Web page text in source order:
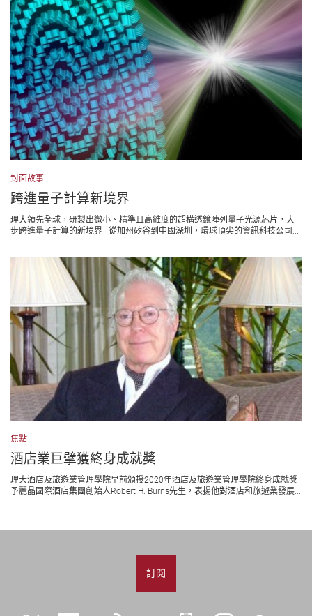
封面故事
跨進量子計算新境界
理大領先全球，研製出微小、精準且高維度的超構透鏡陣列量子光源芯片，大
步跨進量子計算的新境界 從加州矽谷到中國深圳，環球頂尖的資訊科技公司...
焦點
酒店業巨擘獲終身成就獎
理大酒店及旅遊業管理學院早前頒授2020年酒店及旅遊業管理學院終身成就獎
予麗晶國際酒店集團創始人Robert H. Burns先生，表揚他對酒店和旅遊業發展...
訂閱